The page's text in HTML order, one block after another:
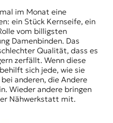
im Monat eine
ein Stück Kernseife, ein
vom billigsten
Damenbinden. Das
Qualität, dass es
zerfällt. Wenn diese
sich jede, wie sie
anderen, die Andere
Wieder andere bringen
Nähwerkstatt mit.